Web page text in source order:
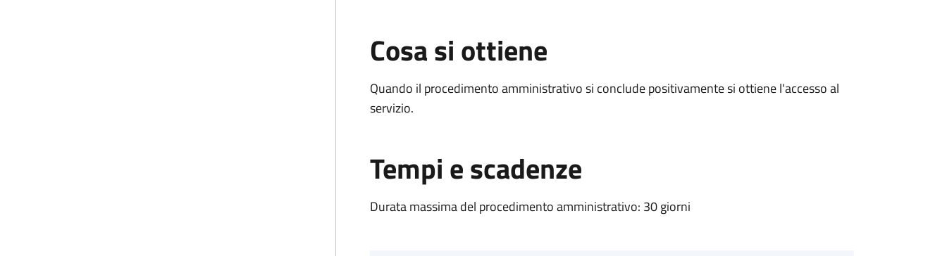
Cosa si ottiene
Quando il procedimento amministrativo si conclude positivamente si ottiene l'accesso al
servizio.
Tempi e scadenze
Durata massima del procedimento amministrativo: 30 giorni